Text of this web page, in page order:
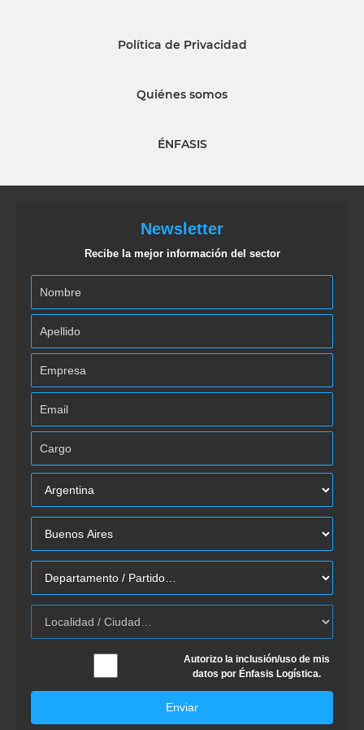
Política de Privacidad
Quiénes somos
ÉNFASIS
Newsletter
Recibe la mejor información del sector
Autorizo la inclusión/uso de mis
datos por Énfasis Logística.
Enviar